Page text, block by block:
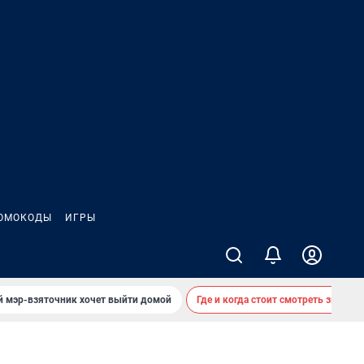
ИГРЫ
мэр-взяточник хочет выйти домой Где и когда стоит смотреть